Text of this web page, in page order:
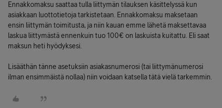
Ennakkomaksu saattaa tulla liittymän tilauksen käsittelyssä kun
asiakkaan luottotietoja tarkistetaan. Ennakkomaksu maksetaan
ensin liittymän toimitusta, ja niin kauan emme lähetä maksettavaa
laskua liittymästä ennenkuin tuo 100€ on laskuista kuitattu. Eli saat
maksun heti hyödyksesi.
Lisääthän tänne asetuksiin asiakasnumerosi (tai liittymänumerosi
ilman ensimmäistä nollaa) niin voidaan katsella tätä vielä tarkemmin.